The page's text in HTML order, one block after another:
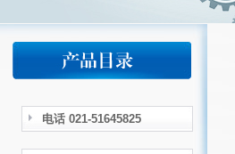
电话 021-51645825